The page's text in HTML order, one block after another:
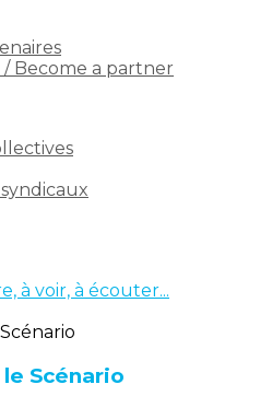
Become a partner
à voir, à écouter...
Scénario